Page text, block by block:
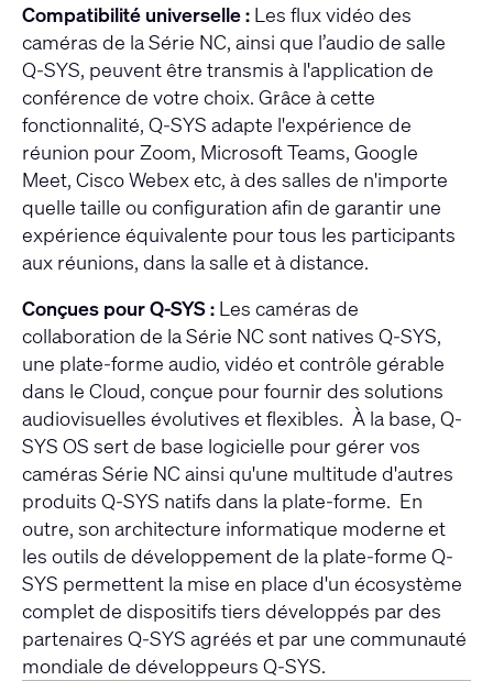
Compatibilité universelle : Les flux vidéo des
caméras de la Série NC, ainsi que l’audio de salle
Q-SYS, peuvent être transmis à l'application de
conférence de votre choix. Grâce à cette
fonctionnalité, Q-SYS adapte l'expérience de
réunion pour Zoom, Microsoft Teams, Google
Meet, Cisco Webex etc, à des salles de n'importe
quelle taille ou configuration afin de garantir une
expérience équivalente pour tous les participants
aux réunions, dans la salle et à distance.
Conçues pour Q-SYS : Les caméras de
collaboration de la Série NC sont natives Q-SYS,
une plate-forme audio, vidéo et contrôle gérable
dans le Cloud, conçue pour fournir des solutions
audiovisuelles évolutives et flexibles. À la base, Q-
SYS OS sert de base logicielle pour gérer vos
caméras Série NC ainsi qu'une multitude d'autres
produits Q-SYS natifs dans la plate-forme. En
outre, son architecture informatique moderne et
les outils de développement de la plate-forme Q-
SYS permettent la mise en place d'un écosystème
complet de dispositifs tiers développés par des
partenaires Q-SYS agréés et par une communauté
mondiale de développeurs Q-SYS.